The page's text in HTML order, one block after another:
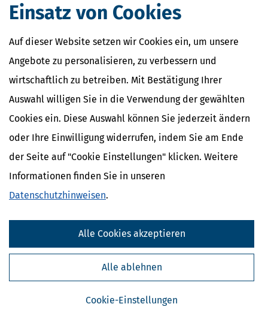
Einsatz von Cookies
Auf dieser Website setzen wir Cookies ein, um unsere
Angebote zu personalisieren, zu verbessern und
wirtschaftlich zu betreiben. Mit Bestätigung Ihrer
Auswahl willigen Sie in die Verwendung der gewählten
Cookies ein. Diese Auswahl können Sie jederzeit ändern
oder Ihre Einwilligung widerrufen, indem Sie am Ende
der Seite auf "Cookie Einstellungen" klicken. Weitere
Informationen finden Sie in unseren
Datenschutzhinweisen.
Cookie-Einstellungen
Alle ablehnen
Alle Cookies akzeptieren
Absenden
Steuertipps
Steuertipps Selbstständige
Ja, ich möchte die kostenlosen Newsletter
Meine Einwilligung kann ich jederzeit durch
Abbestellung des Newsletters widerrufen.